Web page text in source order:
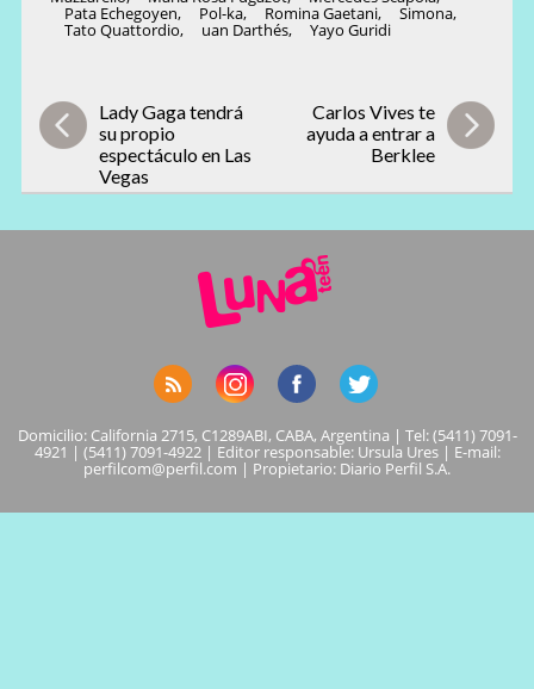
Pata Echegoyen, Pol-ka, Romina Gaetani, Simona,
Tato Quattordio, uan Darthés, Yayo Guridi
Lady Gaga tendrá
su propio
espectáculo en Las
Vegas
Carlos Vives te
ayuda a entrar a
Berklee
Domicilio: California 2715, C1289ABI, CABA, Argentina | Tel: (5411) 7091-
4921 | (5411) 7091-4922 | Editor responsable: Ursula Ures | E-mail:
perfilcom@perfil.com | Propietario: Diario Perfil S.A.